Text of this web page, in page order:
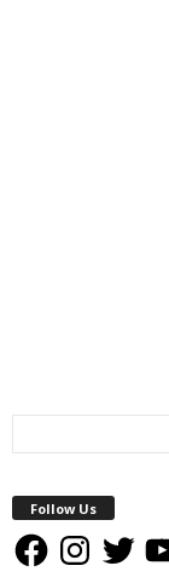
Follow Us
FacebookInstagram
Twitter